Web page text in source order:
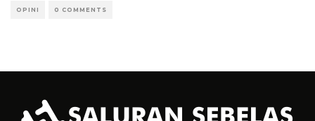
OPINI 0 COMMENTS